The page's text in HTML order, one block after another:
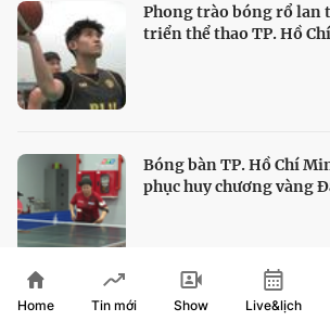
Phong trào bóng rổ lan
triển thể thao TP. Hồ
Bóng bàn TP. Hồ Chí
phục huy chương vàng
HLV Kim Sang Sik hài
Home Tin mới Show Live&lịch